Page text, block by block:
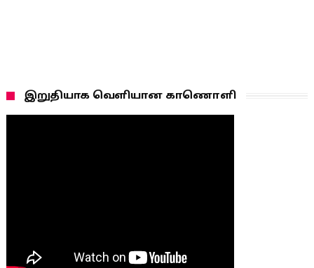
இறுதியாக வெளியான காணொளி